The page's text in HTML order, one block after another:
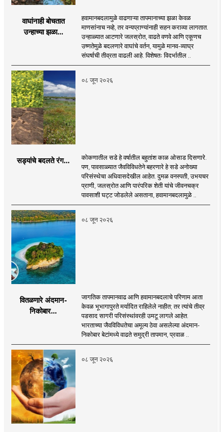
वाघांनाही बोचतात
उन्हाच्या झळा...
हवामानबदलामुळे वाढणाऱ्या तापमानाच्या झळा केवळ
माणसांनाच नव्हे, तर वन्यप्राण्यांनाही सहन कराव्या लागतात.
उन्हाळ्यात आटणारे जलस्रोत, वाढते वणवे आणि एकूणच
उष्णतेमुळे बदलणारे वाघांचे वर्तन, यामुळे मानव-व्याघ्र
संघर्षाची तीव्रता वाढली आहे. विशेषतः विदर्भातील ..
०८ जून २०२६
सड्यांचे बदलते रंग...
कोकणातील सडे हे वर्षातील बहुतांश काळ ओसाड दिसणारे.
पण, पावसाळ्यात जैवविविधतेने बहरणारे हे सडे अनोख्या
परिसंस्थेचा अधिवासदेखील आहेत. दुमळ वनस्पती, उभयचर
प्राणी, जलस्रोत आणि पारंपरिक शेती यांचे जीवनचक्र
पावसाशी घट्ट जोडलेले असताना, हवामानबदलामुळे ..
०८ जून २०२६
वितळणारे अंदमान-
निकोबार...
जागतिक तापमानवाढ आणि हवामानबदलाचे परिणाम आता
केवळ भूभागापुरते मर्यादित राहिलेले नाहीत; तर त्यांचे तीव्र
पडसाद सागरी परिसंस्थांवरही उमटू लागले आहेत.
भारताच्या जैवविविधतेचा अमूल्य ठेवा असलेल्या अंदमान-
निकोबार बेटांमध्ये वाढते समुद्री तापमान, प्रवाळ ..
०८ जून २०२६